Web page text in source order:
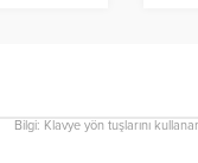
Bilgi: Klavye yön tuşlarını